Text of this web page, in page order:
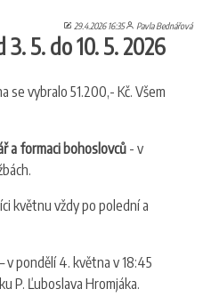
29.4.2026 16:35 Pavla Bednářová
5. do 10. 5. 2026
se vybralo 51.200,- Kč. Všem
a formaci bohoslovců - v
květnu vždy po polední a
– v pondělí 4. května v 18:45
P. Ľuboslava Hromjáka.